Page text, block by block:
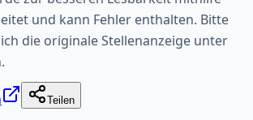
und kann Fehler enthalten. Bitte
die originale Stellenanzeige unter
Teilen